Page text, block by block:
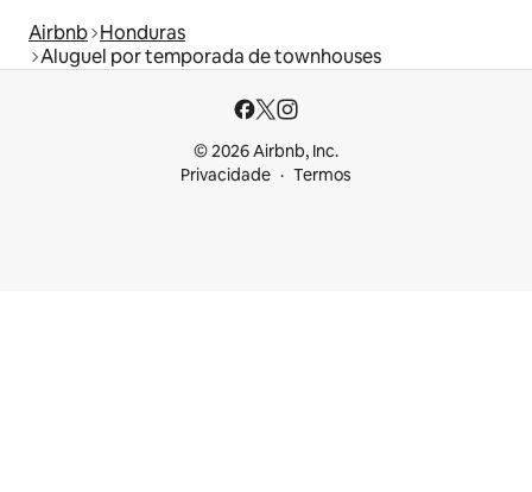
Airbnb Honduras
Aluguel por temporada de townhouses
© 2026 Airbnb, Inc.
Privacidade
Termos